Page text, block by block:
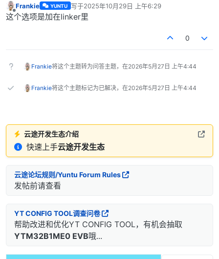
离线
Frankie YUNTU 写于2025年10月29日 上午6:29
最后由 编辑
这个选项是加在linker里
0
Frankie将这个主题转为问答主题，在2026年5月27日 上午4:44
Frankie将这个主题标记为已解决，在2026年5月27日 上午4:44
云途开发生态介绍
快速上手云途开发生态
云途论坛规则/Yuntu Forum Rules
发帖前请查看
YT CONFIG TOOL调查问卷
帮助改进和优化YT CONFIG TOOL，有机会抽取
YTM32B1ME0 EVB哦...